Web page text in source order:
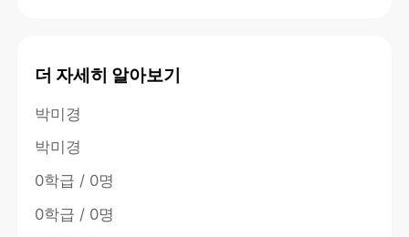
더 자세히 알아보기
박미경
박미경
0학급 / 0명
0학급 / 0명